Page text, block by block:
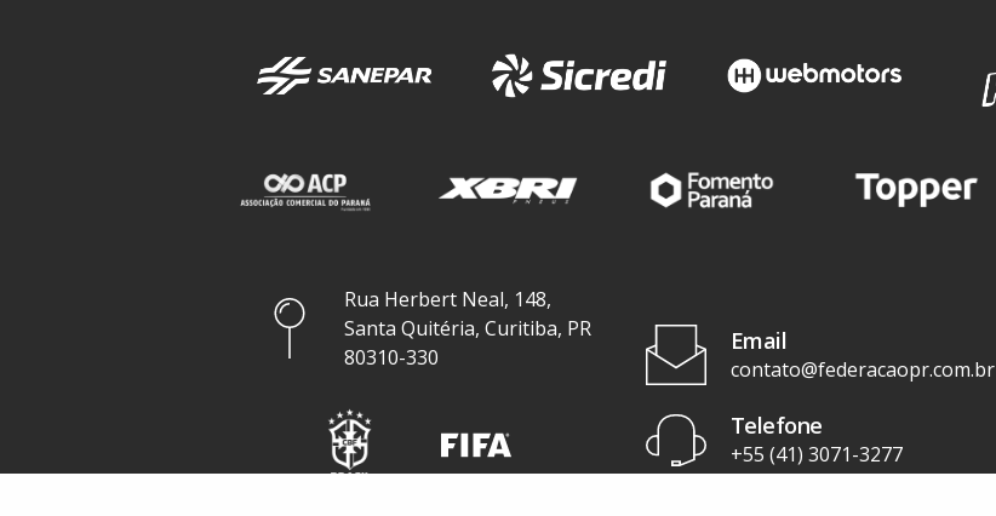
Rua Herbert Neal, 148,
Santa Quitéria, Curitiba, PR
80310-330
Email
contato@federacaopr.com.br
Telefone
+55 (41) 3071-3277